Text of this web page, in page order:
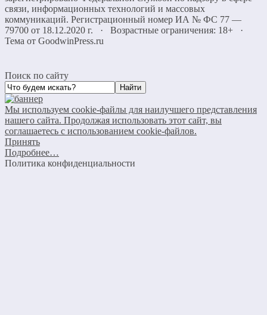
связи, информационных технологий и массовых
коммуникаций. Регистрационный номер ИА № ФС 77 —
79700 от 18.12.2020 г. · Возрастные ограничения: 18+
·
Тема от GoodwinPress.ru
Поиск по сайту
Мы используем cookie-файлы для наилучшего представления
нашего сайта. Продолжая использовать этот сайт, вы
соглашаетесь с использованием cookie-файлов.
Принять
Подробнее…
Политика конфиденциальности